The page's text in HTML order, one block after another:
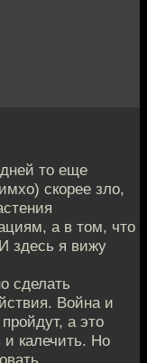
то еще
скорее зло,
а в том, что
здесь я вижу
сделать
Война и
а это
и калечить. Но